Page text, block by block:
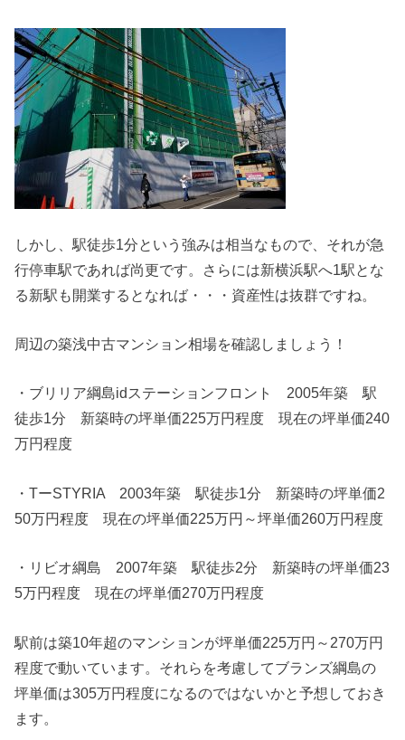
しかし、駅徒歩1分という強みは相当なもので、それが急
行停車駅であれば尚更です。さらには新横浜駅へ1駅とな
る新駅も開業するとなれば・・・資産性は抜群ですね。
周辺の築浅中古マンション相場を確認しましょう！
・ブリリア綱島idステーションフロント 2005年築 駅
徒歩1分 新築時の坪単価225万円程度 現在の坪単価240
万円程度
・TーSTYRIA 2003年築 駅徒歩1分 新築時の坪単価2
50万円程度 現在の坪単価225万円～坪単価260万円程度
・リビオ綱島 2007年築 駅徒歩2分 新築時の坪単価23
5万円程度 現在の坪単価270万円程度
駅前は築10年超のマンションが坪単価225万円～270万円
程度で動いています。それらを考慮してブランズ綱島の
坪単価は305万円程度になるのではないかと予想しておき
ます。